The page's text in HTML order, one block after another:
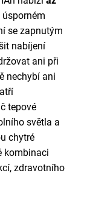
úsporném
se zapnutým
nabíjení
ani při
nechybí ani
tepové
světla a
chytré
kombinaci
zdravotního